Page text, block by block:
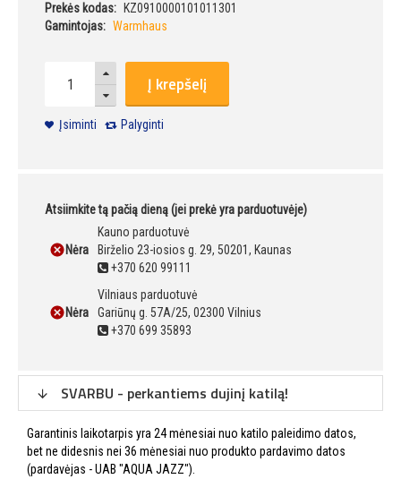
Prekės kodas:
KZ0910000101011301
Gamintojas: Warmhaus
Į krepšelį
Įsiminti Palyginti
Atsiimkite tą pačią dieną (jei prekė yra parduotuvėje)
Nėra
Kauno parduotuvė
Birželio 23-iosios g. 29, 50201, Kaunas
+370 620 99111
Nėra
Vilniaus parduotuvė
Gariūnų g. 57A/25, 02300 Vilnius
+370 699 35893
SVARBU - perkantiems dujinį katilą!
Garantinis laikotarpis yra 24 mėnesiai nuo katilo paleidimo datos,
bet ne didesnis nei 36 mėnesiai nuo produkto pardavimo datos
(pardavėjas - UAB "AQUA JAZZ").